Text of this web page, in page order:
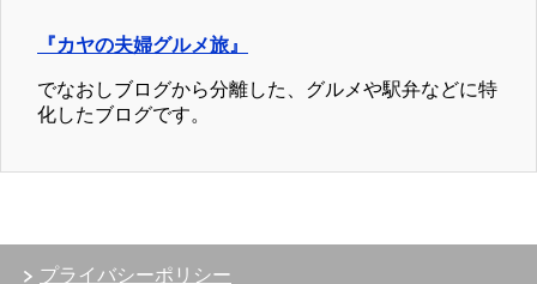
『カヤの夫婦グルメ旅』
でなおしブログから分離した、グルメや駅弁などに特
化したブログです。
プライバシーポリシー